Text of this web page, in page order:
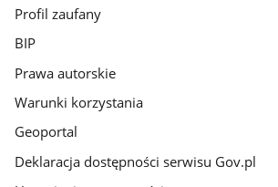
Profil zaufany
BIP
Prawa autorskie
Warunki korzystania
Geoportal
Deklaracja dostępności serwisu Gov.pl